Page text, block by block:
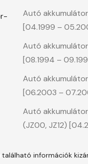
Autó akkumulátor
[04.1999 –
Autó
[08.1994 –
Autó
[06.2003 –
Autó akkumulátor
(JZ00, JZ12)
információk